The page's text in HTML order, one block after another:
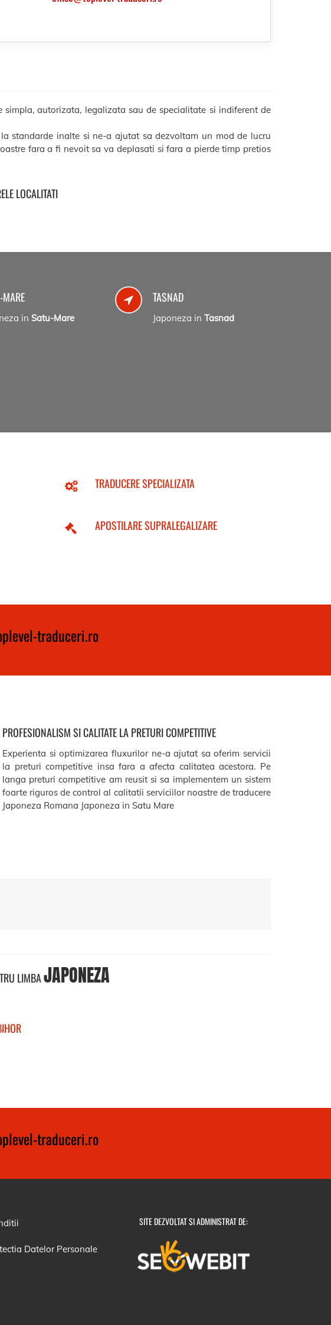
autorizata, legalizata sau de specialitate si indiferent de
standarde inalte si ne-a ajutat sa dezvoltam un mod de lucru
fara a fi nevoit sa va deplasati si fara a pierde timp pretios
LOCALITATI
in Satu-Mare
TASNAD
Japoneza in Tasnad
TRADUCERE SPECIALIZATA
APOSTILARE SUPRALEGALIZARE
traduceri.ro
PROFESIONALISM SI CALITATE LA PRETURI COMPETITIVE
Experienta si optimizarea fluxurilor ne-a ajutat sa oferim servicii
la preturi competitive insa fara a afecta calitatea acestora. Pe
langa preturi competitive am reusit si sa implementem un sistem
foarte riguros de control al calitatii serviciilor noastre de traducere
Japoneza Romana Japoneza in Satu Mare
LIMBAJAPONEZA
traduceri.ro
Datelor Personale
SITE DEZVOLTAT SI ADMINISTRAT DE: